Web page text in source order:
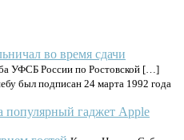
во время сдачи
УФСБ России по Ростовской […]
был подписан 24 марта 1992 года
популярный гаджет Apple